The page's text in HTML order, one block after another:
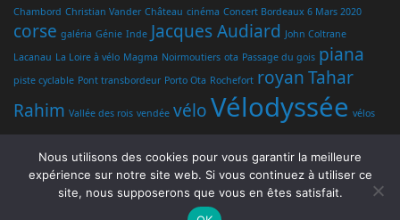
Chambord Christian Vander Château cinéma Concert Bordeaux 6 Mars 2020
corse galéria Génie Inde Jacques Audiard John Coltrane
Lacanau La Loire à vélo Magma Noirmoutiers ota Passage du gois piana
piste cyclable Pont transbordeur Porto Ota Rochefort royanTahar
Rahim Vallée des rois vendée véloVélodyssée vélos
Politique de confidentialité
Nous utilisons des cookies pour vous garantir la meilleure
expérience sur notre site web. Si vous continuez à utiliser ce
site, nous supposerons que vous en êtes satisfait.